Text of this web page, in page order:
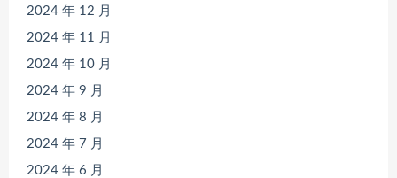
2024 年 12 月
2024 年 11 月
2024 年 10 月
2024 年 9 月
2024 年 8 月
2024 年 7 月
2024 年 6 月